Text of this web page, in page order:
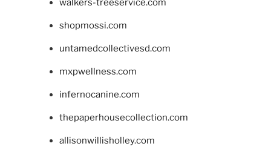
walkers-treeservice.com
shopmossi.com
untamedcollectivesd.com
mxpwellness.com
infernocanine.com
thepaperhousecollection.com
allisonwillisholley.com